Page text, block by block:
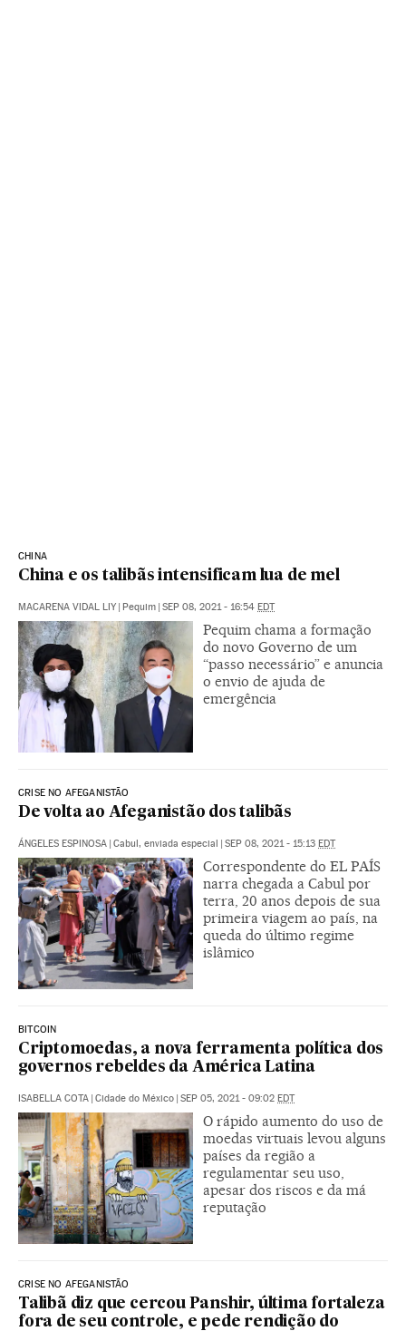
CHINA
China e os talibãs intensificam lua de mel
MACARENA VIDAL LIY | Pequim | SEP 08, 2021 - 16:54 EDT
Pequim chama a formação
do novo Governo de um
“passo necessário” e anuncia
o envio de ajuda de
emergência
CRISE NO AFEGANISTÃO
De volta ao Afeganistão dos talibãs
ÁNGELES ESPINOSA | Cabul, enviada especial | SEP 08, 2021 - 15:13 EDT
Correspondente do EL PAÍS
narra chegada a Cabul por
terra, 20 anos depois de sua
primeira viagem ao país, na
queda do último regime
islâmico
BITCOIN
Criptomoedas, a nova ferramenta política dos
governos rebeldes da América Latina
ISABELLA COTA | Cidade do México | SEP 05, 2021 - 09:02 EDT
O rápido aumento do uso de
moedas virtuais levou alguns
países da região a
regulamentar seu uso,
apesar dos riscos e da má
reputação
CRISE NO AFEGANISTÃO
Talibã diz que cercou Panshir, última fortaleza
fora de seu controle, e pede rendição do